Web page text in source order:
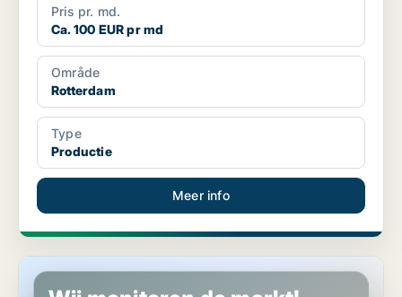
Pris pr. md.
Ca. 100 EUR pr md
Område
Rotterdam
Type
Productie
Meer info
Productie in Rotterdam